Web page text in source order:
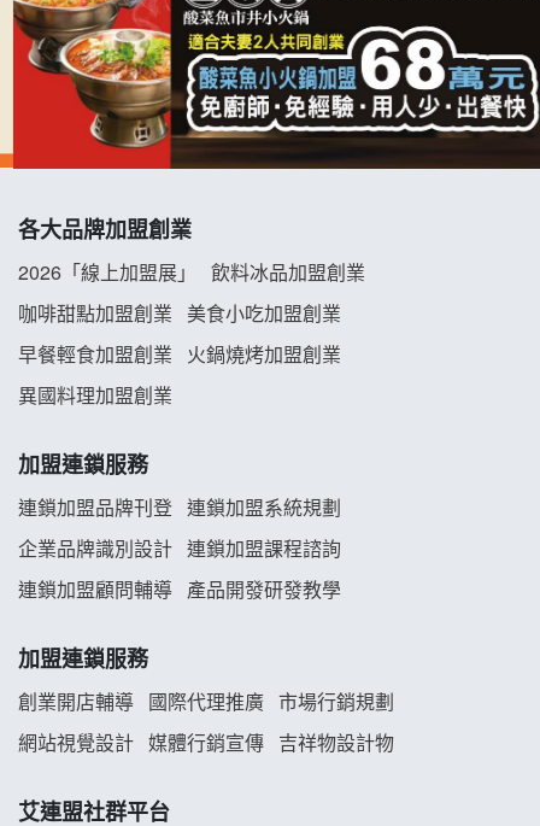
杜芳子古味茶鋪加盟說明會
優握握×酸奶大獅加盟說明會
冬城門加盟說明會
龍涎居好湯加盟說明會
舒油頭加盟說明會
義氣豐發雞加盟說明會
Mr.Wish加盟說明會
雞咕雞咕加盟說明會
TEA TOP加盟說明會
珍好味臭臭鍋加盟說明會
各大品牌加盟創業
2026「線上加盟展」
飲料冰品加盟創業
咖啡甜點加盟創業
美食小吃加盟創業
早餐輕食加盟創業
火鍋燒烤加盟創業
異國料理加盟創業
加盟連鎖服務
連鎖加盟品牌刊登 連鎖加盟系統規劃
企業品牌識別設計 連鎖加盟課程諮詢
連鎖加盟顧問輔導 產品開發研發教學
加盟連鎖服務
創業開店輔導 國際代理推廣 市場行銷規劃
網站視覺設計 媒體行銷宣傳 吉祥物設計物
艾連盟社群平台